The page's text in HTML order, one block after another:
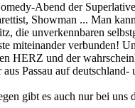
Abend der
Showman ... Man
unverkennbaren
miteinander verbunden!
HERZ und der
Passau auf
gibt es auch nur bei uns